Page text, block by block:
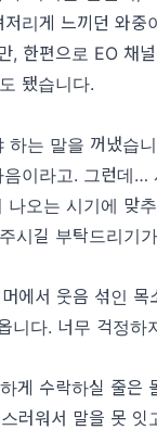
리게 느끼던 와중
, 한편으로 EO 채
됐습니다.
하는 말을 꺼냈습
이라고. 그런데…
나오는 시기에 맞
시길 부탁드리기
에서 웃음 섞인
니다. 너무 걱정하
게 수락하실 줄은
러워서 말을 못